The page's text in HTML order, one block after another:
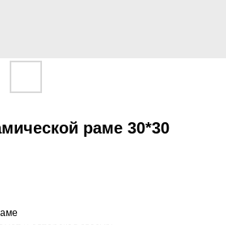
раме 30*30